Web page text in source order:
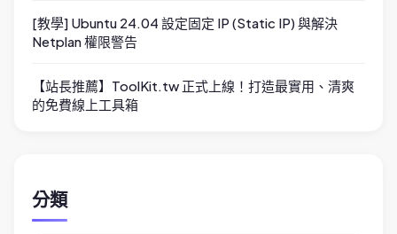
[教學] Ubuntu 24.04 設定固定 IP (Static IP) 與解決
Netplan 權限警告
【站長推薦】ToolKit.tw 正式上線！打造最實用、清爽
的免費線上工具箱
分類